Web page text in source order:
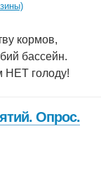
кормов,
бассейн.
НЕТ голоду!
Опрос.